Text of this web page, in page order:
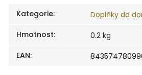
Kategorie:
Doplňky do
Hmotnost:
0.2 kg
EAN: